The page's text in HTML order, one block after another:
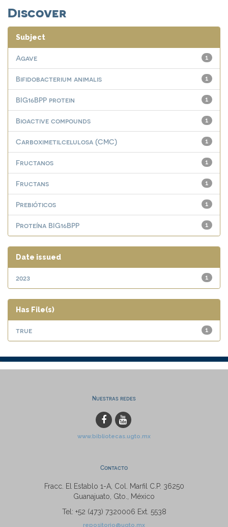
Discover
Subject
1
Agave
1
Bifidobacterium animalis
1
BIG16BPP protein
1
Bioactive compounds
1
Carboximetilcelulosa (CMC)
1
Fructanos
1
Fructans
1
Prebióticos
1
Proteína BIG16BPP
Date issued
1
2023
Has File(s)
1
true
Nuestras redes
www.bibliotecas.ugto.mx
Contacto
Fracc. El Establo 1-A, Col. Marfil C.P. 36250
Guanajuato, Gto., México
Tel: +52 (473) 7320006 Ext. 5538
repositorio@ugto.mx